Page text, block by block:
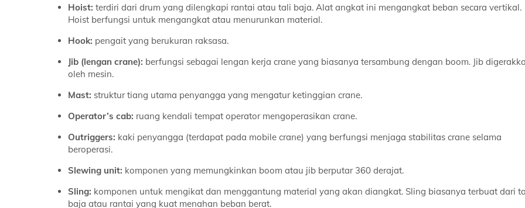
Hoist: terdiri dari drum yang dilengkapi rantai atau tali baja. Alat angkat ini mengangkat beban secara vertikal.
Hoist berfungsi untuk mengangkat atau menurunkan material.
Hook: pengait yang berukuran raksasa.
Jib (lengan crane): berfungsi sebagai lengan kerja crane yang biasanya tersambung dengan boom. Jib
oleh mesin.
Mast: struktur tiang utama penyangga yang mengatur ketinggian crane.
Operator’s cab: ruang kendali tempat operator mengoperasikan crane.
Outriggers: kaki penyangga (terdapat pada mobile crane) yang berfungsi menjaga stabilitas crane selama
beroperasi.
Slewing unit: komponen yang memungkinkan boom atau jib berputar 360 derajat.
Sling: komponen untuk mengikat dan menggantung material yang akan diangkat. Sling biasanya terbuat dari
baja atau rantai yang kuat menahan beban berat.